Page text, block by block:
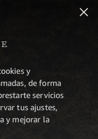
y
de forma
servicios
tus ajustes,
y mejorar la